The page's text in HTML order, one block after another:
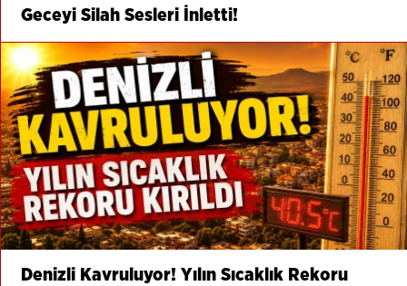
Geceyi Silah Sesleri İnletti!
Denizli Kavruluyor! Yılın Sıcaklık Rekoru